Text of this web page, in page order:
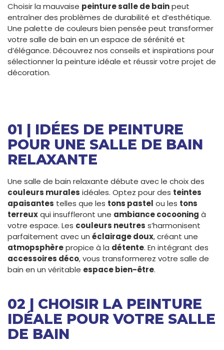
Choisir la mauvaise peinture salle de bainpeut
entraîner des problèmes de durabilité et d’esthétique.
Une palette de couleurs bien pensée peut transformer
votre salle de bain en un espace de sérénité et
d’élégance. Découvrez nos conseils et inspirations pour
sélectionner la peinture idéale et réussir votre projet de
décoration.
01 | IDÉES DE PEINTURE
POUR UNE SALLE DE BAIN
RELAXANTE
Une salle de bain relaxante débute avec le choix des
couleurs murales idéales. Optez pour des teintes
apaisantes telles que les tons pastel ou les tons
terreuxqui insuffleront une ambiance cocooning à
votre espace. Les couleurs neutres s’harmonisent
parfaitement avec un éclairage doux, créant une
atmopsphèrepropice à la détente. En intégrant des
accessoires déco, vous transformerez votre salle de
bain en un véritable espace bien-être.
02 | CHOISIR LA PEINTURE
IDÉALE POUR VOTRE SALLE
DE BAIN